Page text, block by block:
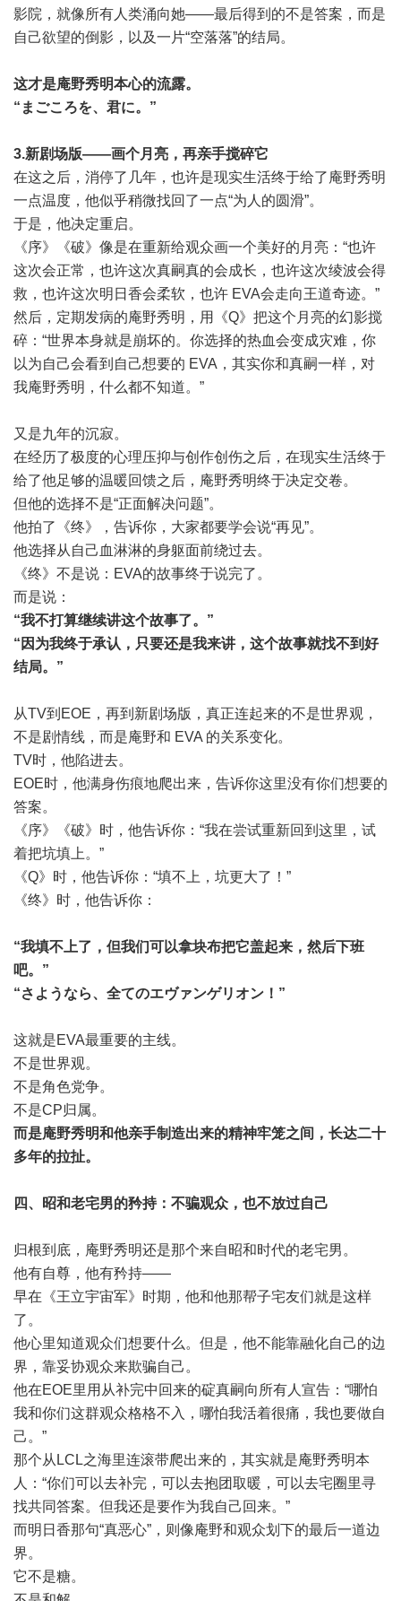
影院，就像所有人类涌向她——最后得到的不是答案，而是
自己欲望的倒影，以及一片“空落落”的结局。
这才是庵野秀明本心的流露。
“まごころを、君に。”
3.新剧场版——画个月亮，再亲手搅碎它
在这之后，消停了几年，也许是现实生活终于给了庵野秀明
一点温度，他似乎稍微找回了一点“为人的圆滑”。
于是，他决定重启。
《序》《破》像是在重新给观众画一个美好的月亮：“也许
这次会正常，也许这次真嗣真的会成长，也许这次绫波会得
救，也许这次明日香会柔软，也许 EVA会走向王道奇迹。”
然后，定期发病的庵野秀明，用《Q》把这个月亮的幻影搅
碎：“世界本身就是崩坏的。你选择的热血会变成灾难，你
以为自己会看到自己想要的 EVA，其实你和真嗣一样，对
我庵野秀明，什么都不知道。”
又是九年的沉寂。
在经历了极度的心理压抑与创作创伤之后，在现实生活终于
给了他足够的温暖回馈之后，庵野秀明终于决定交卷。
但他的选择不是“正面解决问题”。
他拍了《终》，告诉你，大家都要学会说“再见”。
他选择从自己血淋淋的身躯面前绕过去。
《终》不是说：EVA的故事终于说完了。
而是说：
“我不打算继续讲这个故事了。”
“因为我终于承认，只要还是我来讲，这个故事就找不到好
结局。”
从TV到EOE，再到新剧场版，真正连起来的不是世界观，
不是剧情线，而是庵野和 EVA 的关系变化。
TV时，他陷进去。
EOE时，他满身伤痕地爬出来，告诉你这里没有你们想要的
答案。
《序》《破》时，他告诉你：“我在尝试重新回到这里，试
着把坑填上。”
《Q》时，他告诉你：“填不上，坑更大了！”
《终》时，他告诉你：
“我填不上了，但我们可以拿块布把它盖起来，然后下班
吧。”
“さようなら、全てのエヴァンゲリオン！”
这就是EVA最重要的主线。
不是世界观。
不是角色党争。
不是CP归属。
而是庵野秀明和他亲手制造出来的精神牢笼之间，长达二十
多年的拉扯。
四、昭和老宅男的矜持：不骗观众，也不放过自己
归根到底，庵野秀明还是那个来自昭和时代的老宅男。
他有自尊，他有矜持——
早在《王立宇宙军》时期，他和他那帮子宅友们就是这样
了。
他心里知道观众们想要什么。但是，他不能靠融化自己的边
界，靠妥协观众来欺骗自己。
他在EOE里用从补完中回来的碇真嗣向所有人宣告：“哪怕
我和你们这群观众格格不入，哪怕我活着很痛，我也要做自
己。”
那个从LCL之海里连滚带爬出来的，其实就是庵野秀明本
人：“你们可以去补完，可以去抱团取暖，可以去宅圈里寻
找共同答案。但我还是要作为我自己回来。”
而明日香那句“真恶心”，则像庵野和观众划下的最后一道边
界。
它不是糖。